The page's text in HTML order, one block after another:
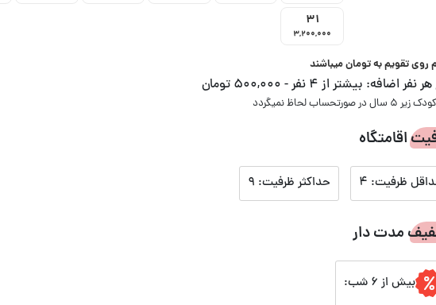
31
3,200,000
روی تقویم به تومان میباشند
هر نفر اضافه: بیشتر از 4 نفر - 500,000 تومان
اقامتگاه
ظرفیت: 4 حداکثر ظرفیت: 9
مدت دار
بیش از 6 شب: